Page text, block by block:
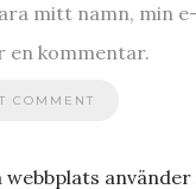
mitt namn, min
en kommentar.
webbplats